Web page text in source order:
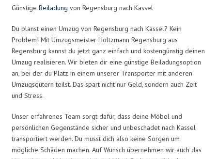
Günstige Beiladung von Regensburg nach Kassel
Du planst einen Umzug von Regensburg nach Kassel? Kein
Problem! Mit Umzugsmeister Holtzmann Regensburg aus
Regensburg kannst du jetzt ganz einfach und kostengünstig deinen
Umzug realisieren. Wir bieten dir eine günstige Beiladungsoption
an, bei der du Platz in einem unserer Transporter mit anderen
Umzugsgütern teilst. Das spart nicht nur Geld, sondern auch Zeit
und Stress.
Unser erfahrenes Team sorgt dafür, dass deine Möbel und
persönlichen Gegenstände sicher und unbeschadet nach Kassel
transportiert werden. Du musst dich also keine Sorgen um
mögliche Schäden machen. Auf Wunsch übernehmen wir auch das